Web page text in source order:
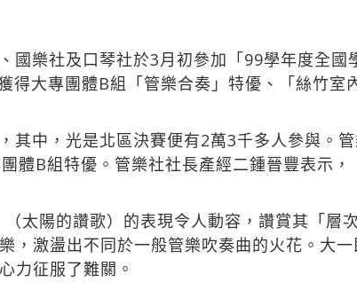
國樂社及口琴社於3月初參加「99學年度全國
大專團體B組「管樂合奏」特優、「絲竹室
其中，光是北區決賽便有2萬3千多人參與。
體B組特優。管樂社社長產經二鍾晉豐表示，
太陽的讚歌）的表現令人動容，讚賞其「層
，激盪出不同於一般管樂吹奏曲的火花。大
力征服了難關。